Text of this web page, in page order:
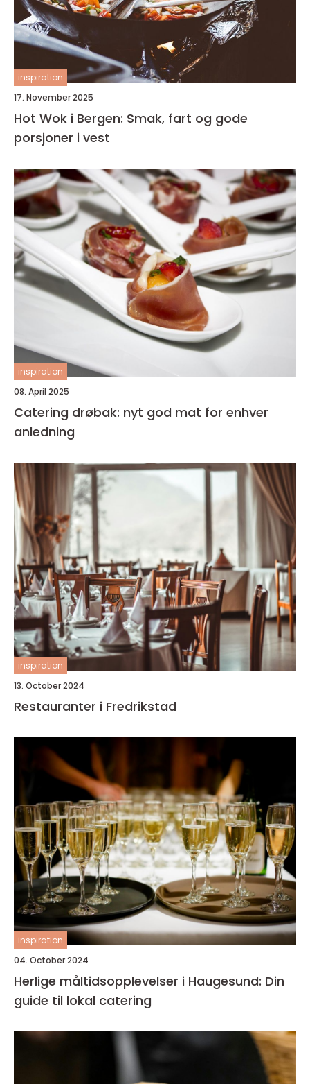
inspiration
17. November 2025
Hot Wok i Bergen: Smak, fart og gode
porsjoner i vest
inspiration
08. April 2025
Catering drøbak: nyt god mat for enhver
anledning
inspiration
13. October 2024
Restauranter i Fredrikstad
inspiration
04. October 2024
Herlige måltidsopplevelser i Haugesund: Din
guide til lokal catering